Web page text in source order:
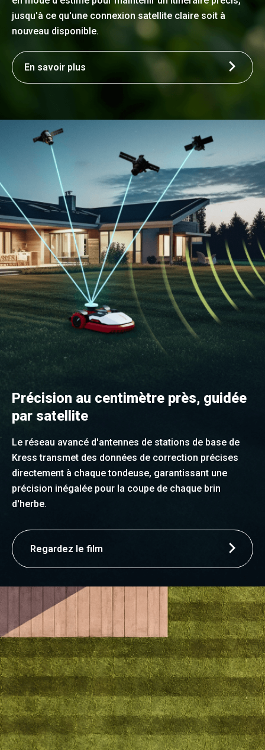
jusqu'à ce qu'une connexion satellite claire soit à
nouveau disponible.
En savoir plus
Précision au centimètre près, guidée
par satellite
Le réseau avancé d'antennes de stations de base de
Kress transmet des données de correction précises
directement à chaque tondeuse, garantissant une
précision inégalée pour la coupe de chaque brin
d'herbe.
Regardez le film